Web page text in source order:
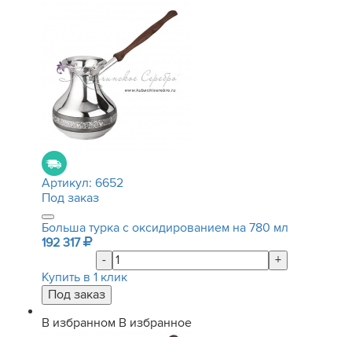
Артикул: 6652
Под заказ
Больша турка с оксидированием на 780 мл
192 317
-
+
Купить в 1 клик
В избранном В избранное